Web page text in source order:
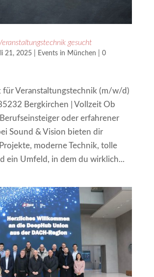
gesucht
21, 2025| Events in München
0
für Veranstaltungstechnik (m/w/d)
Bergkirchen | Vollzeit Ob
oder erfahrener
Sound & Vision bieten dir
moderne Technik, tolle
ein Umfeld, in dem du wirklich...